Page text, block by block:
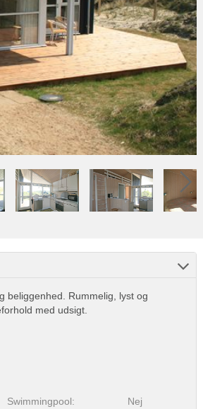
beliggenhed. Rummelig, lyst og
med udsigt.
Swimmingpool:
Nej